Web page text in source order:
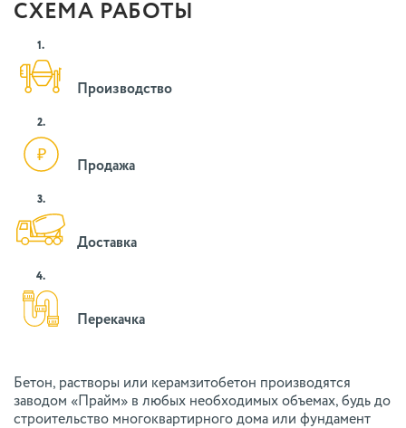
СХЕМА РАБОТЫ
1.
Производство
2.
Продажа
3.
Доставка
4.
Перекачка
Бетон, растворы или керамзитобетон производятся
заводом «Прайм» в любых необходимых объемах, будь до
строительство многоквартирного дома или фундамент